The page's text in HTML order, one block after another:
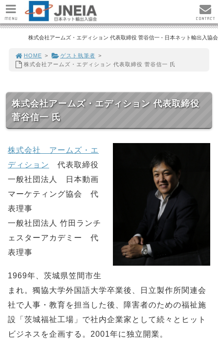
株式会社アームズ・エディション 代表取締役 菅谷信一 - 日本ネット輸出入協会
HOME > ゲスト執筆者 >
株式会社アームズ・エディション 代表取締役 菅谷信一 氏
株式会社アームズ・エディション 代表取締役
菅谷信一 氏
株式会社 アームズ・エ
ディション
代表取締役
一般社団法人 日本動画
マーケティング協会 代
表理事
一般社団法人 竹田ランチ
ェスターアカデミー 代
表理事
1969年、茨城県笠間市生
まれ。獨協大学外国語大学卒業後、日立製作所関連会
社で人事・教育を担当した後、障害者のための福祉施
設「茨城福祉工場」で社内企業家として続々とヒット
ビジネスを企画する。2001年に独立開業。
MENU CONTACT